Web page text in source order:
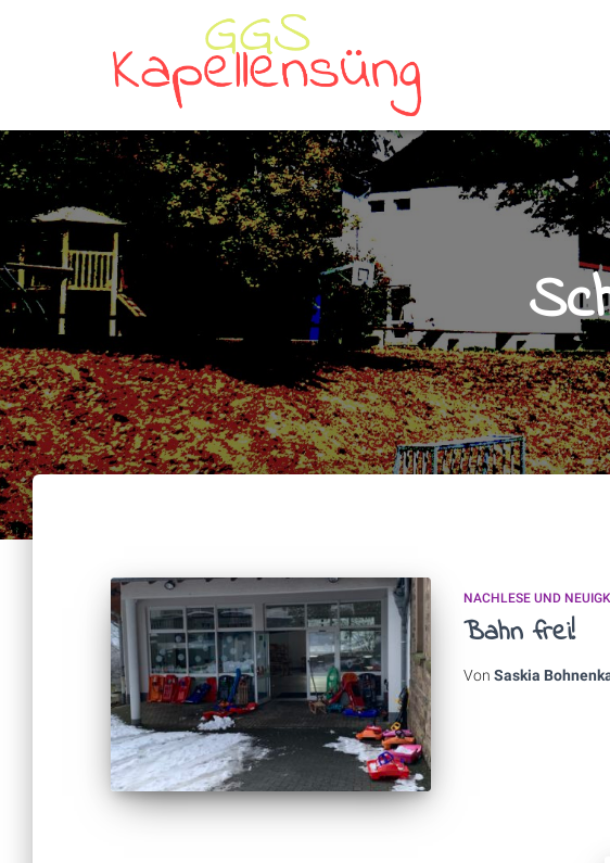
NACHLESE UND
Bahn frei!
Von Saskia